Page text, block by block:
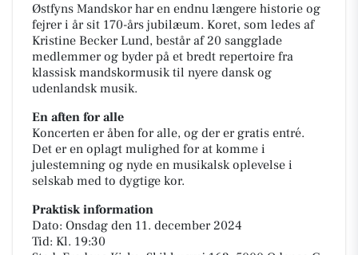
Østfyns Mandskor har en endnu længere historie og
fejrer i år sit 170-års jubilæum. Koret, som ledes af
Kristine Becker Lund, består af 20 sangglade
medlemmer og byder på et bredt repertoire fra
klassisk mandskormusik til nyere dansk og
udenlandsk musik.
En aften for alle
Koncerten er åben for alle, og der er gratis entré.
Det er en oplagt mulighed for at komme i
julestemning og nyde en musikalsk oplevelse i
selskab med to dygtige kor.
Praktisk information
Dato: Onsdag den 11. december 2024
Tid: Kl. 19:30